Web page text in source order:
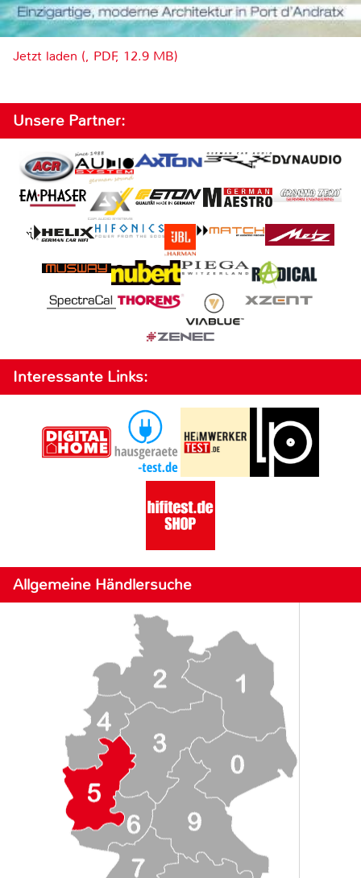
Jetzt laden (, PDF, 12.9 MB)
Unsere Partner:
Interessante Links:
Allgemeine Händlersuche